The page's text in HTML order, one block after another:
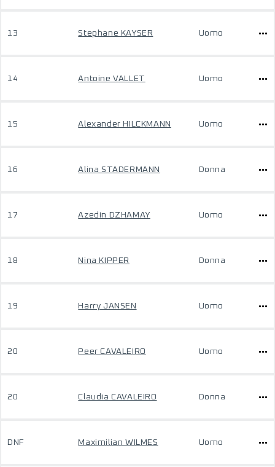
13 Stephane KAYSER Uomo
14 Antoine VALLET Uomo
15 Alexander HILCKMANN Uomo
16 Alina STADERMANN Donna
17 Azedin DZHAMAY Uomo
18 Nina KIPPER Donna
19 Harry JANSEN Uomo
20 Peer CAVALEIRO Uomo
20 Claudia CAVALEIRO Donna
DNF Maximilian WILMES Uomo